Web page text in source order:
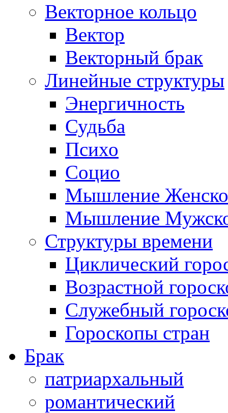
Векторное кольцо
Вектор
Векторный брак
Линейные структуры
Энергичность
Судьба
Психо
Социо
Мышление
Мышление
Структуры времени
Циклический
Возрастной
Служебный
Гороскопы стран
Брак
патриархальный
романтический